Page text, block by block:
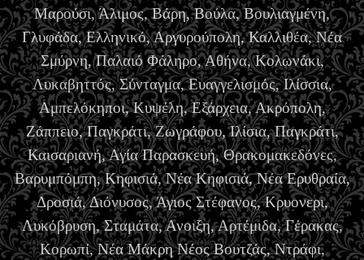
Μαρούσι, Άλιμος, Βάρη, Βούλα, Βουλιαγμένη,
Γλυφάδα, Ελληνικό, Αργυρούπολη, Καλλιθέα, Νέα
Σμύρνη, Παλαιό Φάληρο, Αθήνα, Κολωνάκι,
Λυκαβηττός, Σύνταγμα, Ευαγγελισμός, Ιλίσσια,
Αμπελόκηποι, Κυψέλη, Εξάρχεια, Ακρόπολη,
Ζάππειο, Παγκράτι, Ζωγράφου, Ιλίσια, Παγκράτι,
Καισαριανή, Αγία Παρασκευή, Θρακομακεδόνες,
Βαρυμπόμπη, Κηφισιά, Νέα Κηφισιά, Νέα Ερυθραία,
Δροσιά, Διόνυσος, Άγιος Στέφανος, Κρυονερι,
Λυκόβρυση, Σταμάτα, Ανοιξη, Αρτέμιδα, Γέρακας,
Κορωπί, Νέα Μάκρη Νέος Βουτζάς, Ντράφι,